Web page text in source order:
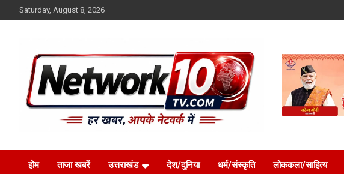
to
Saturday, August 8, 2026
Network10tv
होम ताजा खबरें उत्तराखंड देश/दुनिया धर्म/संस्कृति लोककला/साहित्य